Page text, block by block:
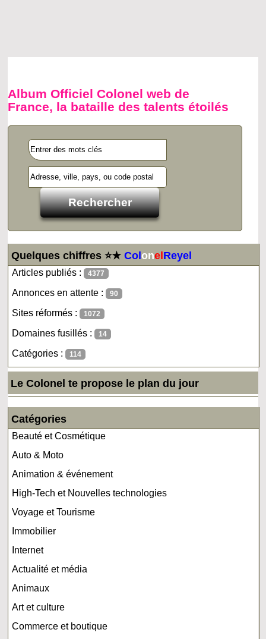
Album Officiel Colonel web de
France, la bataille des talents étoilés
Quelques chiffres ⭐★ColonelReyel
Articles publiés : 4377
Annonces en attente : 90
Sites réformés : 1072
Domaines fusillés : 14
Catégories : 114
Le Colonel te propose le plan du jour
Catégories
Beauté et Cosmétique
Auto & Moto
Animation & événement
High-Tech et Nouvelles technologies
Voyage et Tourisme
Immobilier
Internet
Actualité et média
Animaux
Art et culture
Commerce et boutique